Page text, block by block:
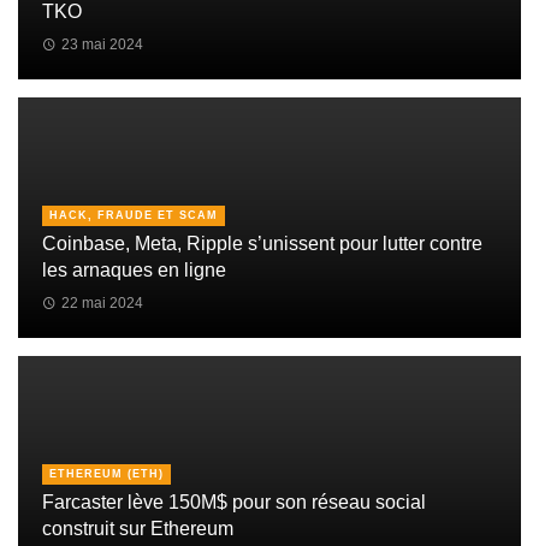
TKO
23 mai 2024
HACK, FRAUDE ET SCAM
Coinbase, Meta, Ripple s’unissent pour lutter contre
les arnaques en ligne
22 mai 2024
ETHEREUM (ETH)
Farcaster lève 150M$ pour son réseau social
construit sur Ethereum